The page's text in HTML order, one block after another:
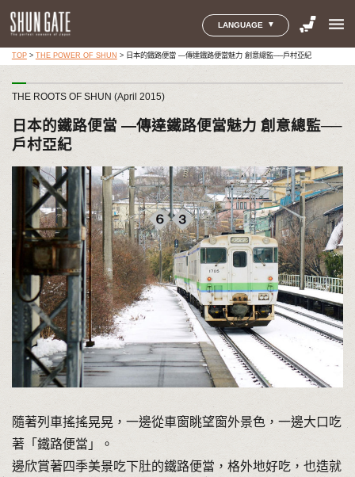
LANGUAGE menu
TOP> THE POWER OF SHUN > 日本的鐵路便當 ―傳達鐵路便當魅力 創意總監──戶村亞紀
THE ROOTS OF SHUN (April 2015)
日本的鐵路便當 ―傳達鐵路便當魅力 創意總監──
戶村亞紀
隨著列車搖搖晃晃，一邊從車窗眺望窗外景色，一邊大口吃
著「鐵路便當」。
邊欣賞著四季美景吃下肚的鐵路便當，格外地好吃，也造就